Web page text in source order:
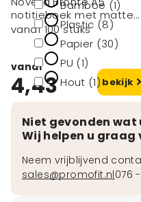
Bamboe (1)
Plastic (8)
Papier (30)
PU (1)
Hout (1)
notitieboek met matte
harde cover, 100 vellen
vanaf 100 stuks
vanaf
4,43 bekijk
Niet gevonden wat
Wij helpen u graag
Neem vrijblijvend
sales@promofit.nl076